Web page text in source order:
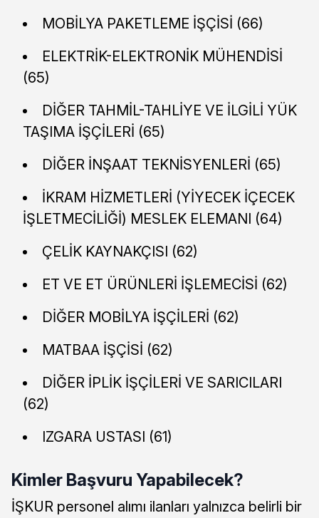
MOBİLYA PAKETLEME İŞÇİSİ (66)
ELEKTRİK-ELEKTRONİK MÜHENDİSİ
(65)
DİĞER TAHMİL-TAHLİYE VE İLGİLİ YÜK
TAŞIMA İŞÇİLERİ (65)
DİĞER İNŞAAT TEKNİSYENLERİ (65)
İKRAM HİZMETLERİ (YİYECEK İÇECEK
İŞLETMECİLİĞİ) MESLEK ELEMANI (64)
ÇELİK KAYNAKÇISI (62)
ET VE ET ÜRÜNLERİ İŞLEMECİSİ (62)
DİĞER MOBİLYA İŞÇİLERİ (62)
MATBAA İŞÇİSİ (62)
DİĞER İPLİK İŞÇİLERİ VE SARICILARI
(62)
IZGARA USTASI (61)
Kimler Başvuru Yapabilecek?
İŞKUR personel alımı ilanları yalnızca belirli bir